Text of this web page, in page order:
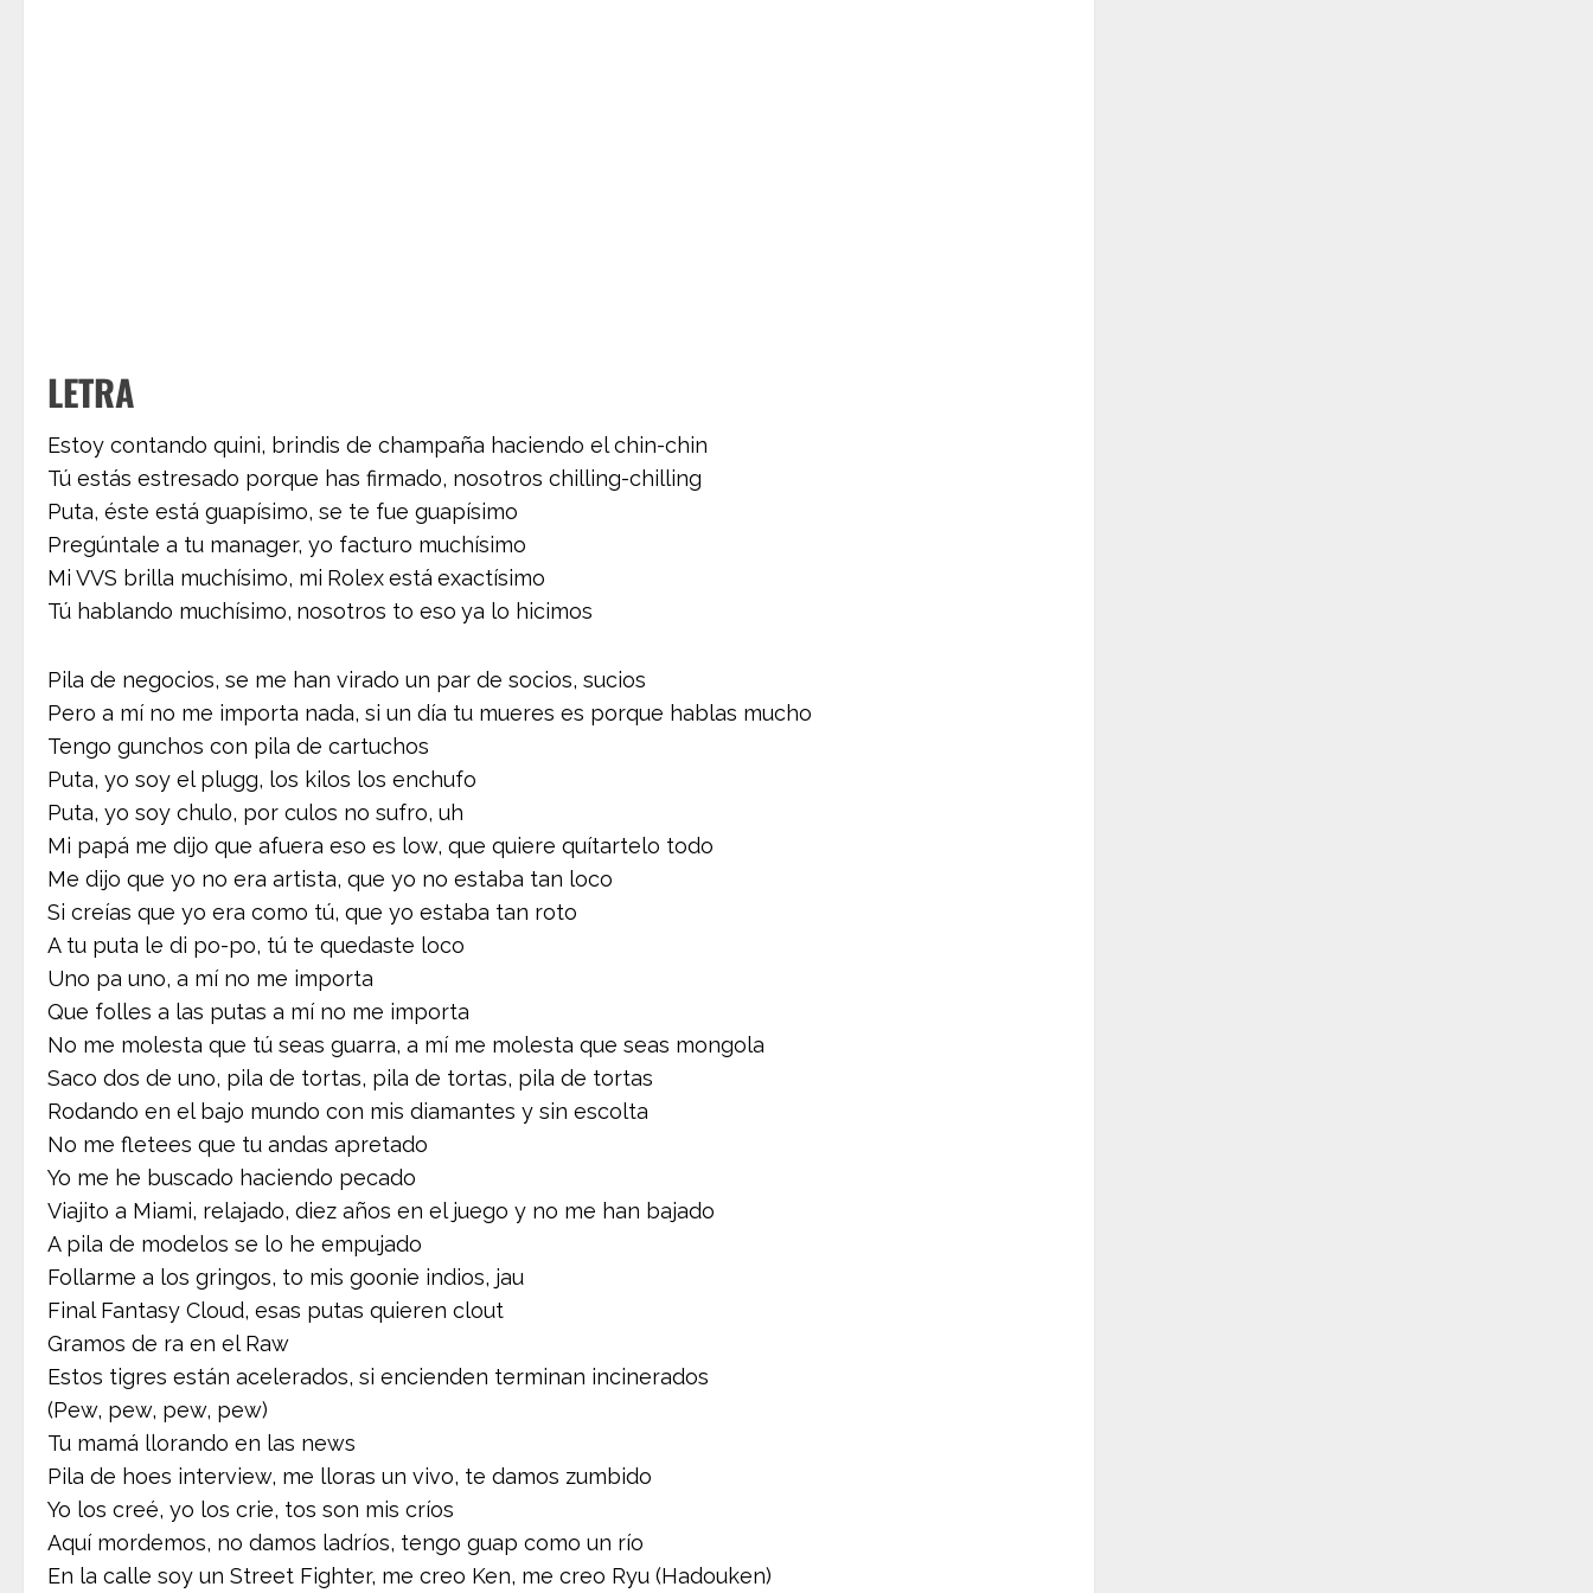
LETRA
Estoy contando quini, brindis de champaña haciendo el chin-chin
Tú estás estresado porque has firmado, nosotros chilling-chilling
Puta, éste está guapísimo, se te fue guapísimo
Pregúntale a tu manager, yo facturo muchísimo
Mi VVS brilla muchísimo, mi Rolex está exactísimo
Tú hablando muchísimo, nosotros to eso ya lo hicimos
Pila de negocios, se me han virado un par de socios, sucios
Pero a mí no me importa nada, si un día tu mueres es porque hablas mucho
Tengo gunchos con pila de cartuchos
Puta, yo soy el plugg, los kilos los enchufo
Puta, yo soy chulo, por culos no sufro, uh
Mi papá me dijo que afuera eso es low, que quiere quítartelo todo
Me dijo que yo no era artista, que yo no estaba tan loco
Si creías que yo era como tú, que yo estaba tan roto
A tu puta le di po-po, tú te quedaste loco
Uno pa uno, a mí no me importa
Que folles a las putas a mí no me importa
No me molesta que tú seas guarra, a mí me molesta que seas mongola
Saco dos de uno, pila de tortas, pila de tortas, pila de tortas
Rodando en el bajo mundo con mis diamantes y sin escolta
No me fletees que tu andas apretado
Yo me he buscado haciendo pecado
Viajito a Miami, relajado, diez años en el juego y no me han bajado
A pila de modelos se lo he empujado
Follarme a los gringos, to mis goonie indios, jau
Final Fantasy Cloud, esas putas quieren clout
Gramos de ra en el Raw
Estos tigres están acelerados, si encienden terminan incinerados
(Pew, pew, pew, pew)
Tu mamá llorando en las news
Pila de hoes interview, me lloras un vivo, te damos zumbido
Yo los creé, yo los crie, tos son mis críos
Aquí mordemos, no damos ladríos, tengo guap como un río
En la calle soy un Street Fighter, me creo Ken, me creo Ryu (Hadouken)